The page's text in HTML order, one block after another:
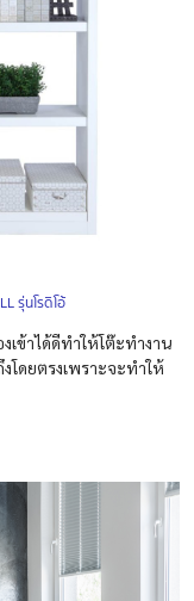
รุ่นโรดิโอ้
เข้าได้ดีทำให้โต๊ะทำงาน
โดยตรงเพราะจะทำให้